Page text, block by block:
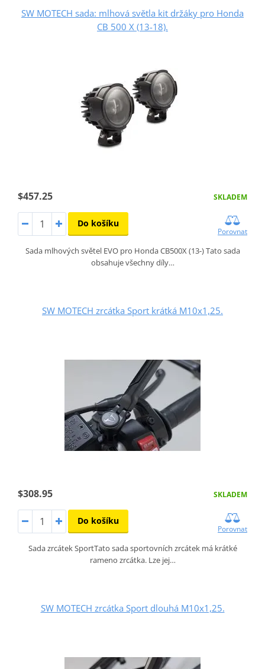
SW MOTECH sada: mlhová světla kit držáky pro Honda
CB 500 X (13-18).
$457.25 SKLADEM
Do košíku
Porovnat
Sada mlhových světel EVO pro Honda CB500X (13-) Tato sada
obsahuje všechny díly…
SW MOTECH zrcátka Sport krátká M10x1,25.
$308.95 SKLADEM
Do košíku
Porovnat
Sada zrcátek SportTato sada sportovních zrcátek má krátké
rameno zrcátka. Lze jej…
SW MOTECH zrcátka Sport dlouhá M10x1,25.